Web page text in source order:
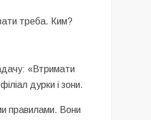
треба. Ким?
«Втримати
дурки і зони.
правилами. Вони